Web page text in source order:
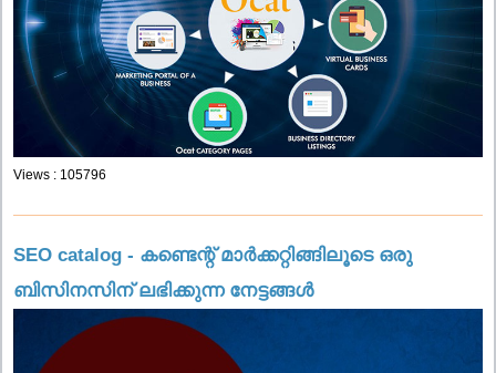
Views : 105796
SEO catalog - കണ്ടെന്റ് മാർക്കറ്റിങ്ങിലൂടെ ഒരു
ബിസിനസിന് ലഭിക്കുന്ന നേട്ടങ്ങൾ